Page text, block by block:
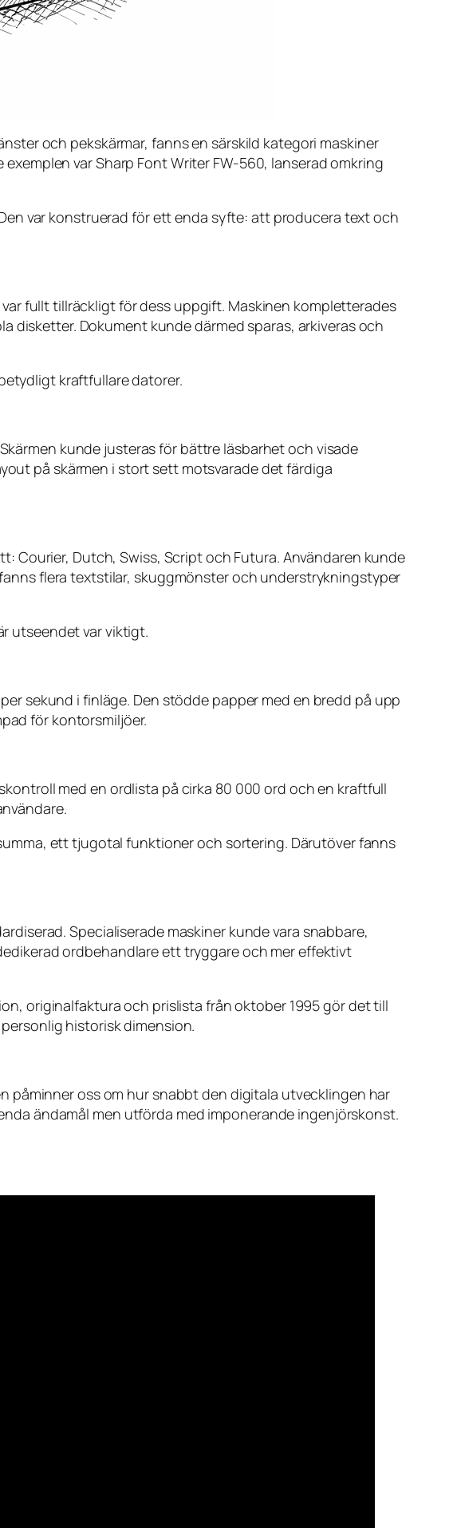
och pekskärmar, fanns en särskild kategori maskiner
var Sharp Font Writer FW-560, lanserad omkring
var konstruerad för ett enda syfte: att producera text och
fullt tillräckligt för dess uppgift. Maskinen kompletterades
disketter. Dokument kunde därmed sparas, arkiveras och
kraftfullare datorer.
kunde justeras för bättre läsbarhet och visade
på skärmen i stort sett motsvarade det färdiga
Courier, Dutch, Swiss, Script och Futura. Användaren kunde
flera textstilar, skuggmönster och understrykningstyper
utseendet var viktigt.
sekund i finläge. Den stödde papper med en bredd på upp
för kontorsmiljöer.
med en ordlista på cirka 80 000 ord och en kraftfull
ett tjugotal funktioner och sortering. Därutöver fanns
Specialiserade maskiner kunde vara snabbare,
ordbehandlare ett tryggare och mer effektivt
originalfaktura och prislista från oktober 1995 gör det till
historisk dimension.
påminner oss om hur snabbt den digitala utvecklingen har
ändamål men utförda med imponerande ingenjörskonst.